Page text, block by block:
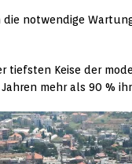
die notwendige
tiefsten Keise der
mehr als 90 %